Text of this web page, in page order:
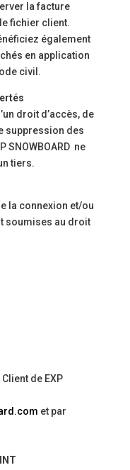
la facture
fichier client.
également
en application
civil.
droit d’accès, de
suppression des
SNOWBOARD ne
tiers.
la connexion et/ou
soumises au droit
de EXP
et par